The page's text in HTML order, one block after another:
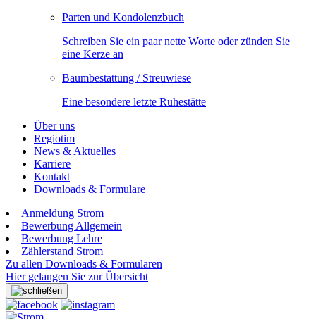
Parten und Kondolenzbuch
Schreiben Sie ein paar nette Worte oder zünden Sie
eine Kerze an
Baumbestattung / Streuwiese
Eine besondere letzte Ruhestätte
Über uns
Regiotim
News & Aktuelles
Karriere
Kontakt
Downloads & Formulare
Anmeldung Strom
Bewerbung Allgemein
Bewerbung Lehre
Zählerstand Strom
Zu allen Downloads & Formularen
Hier gelangen Sie zur Übersicht